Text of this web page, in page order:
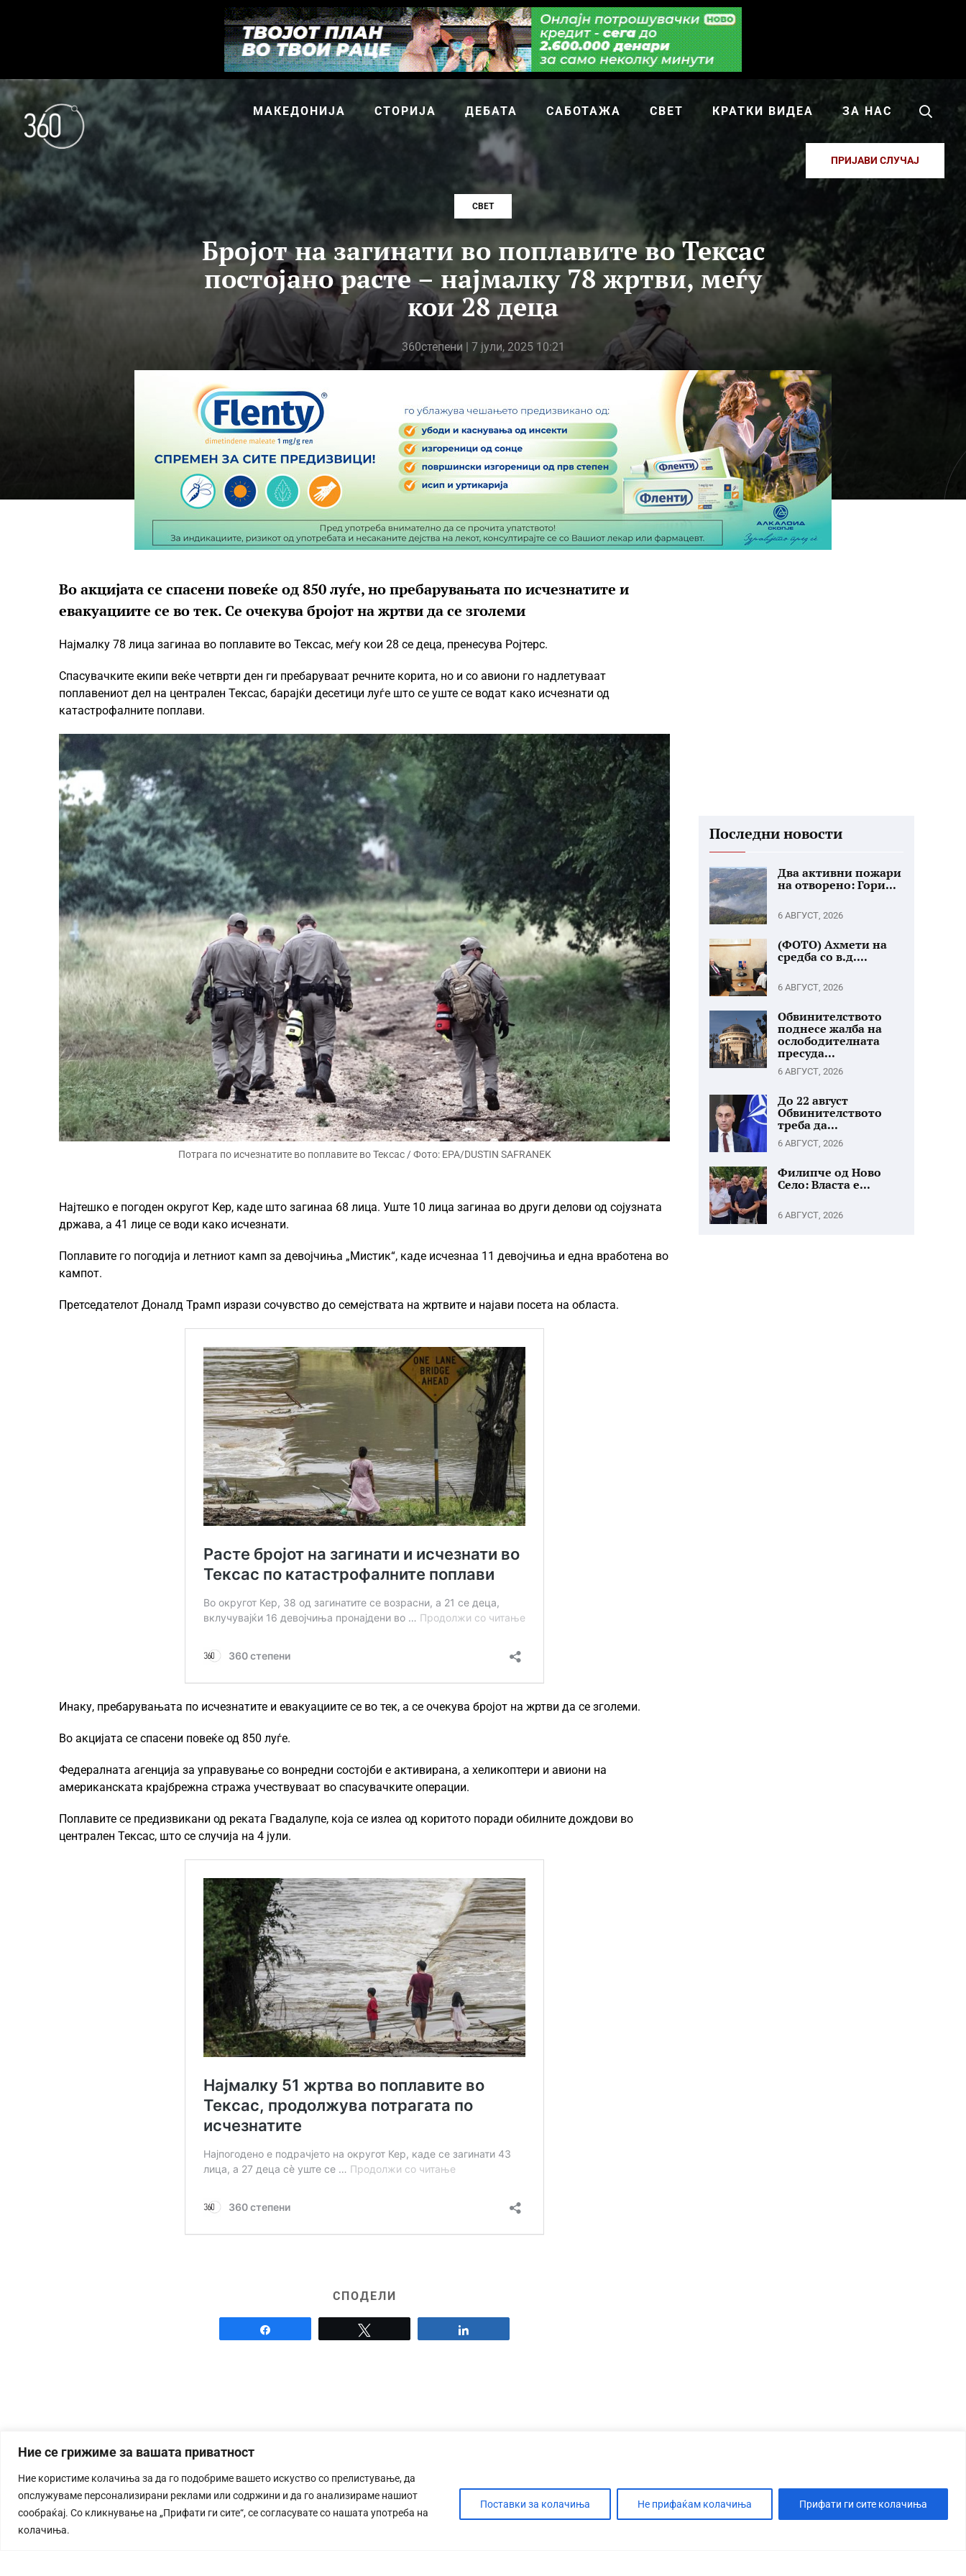
Ние се грижиме за вашата приватност
Ние користиме колачиња за да го подобриме вашето искуство со прелистување, да
опслужуваме персонализирани реклами или содржини и да го анализираме нашиот
сообраќај. Со кликнување на „Прифати ги сите“, се согласувате со нашата употреба на
колачиња.
Поставки за колачиња Не прифаќам колачиња Прифати ги сите колачиња
МАКЕДОНИЈА СТОРИЈА ДЕБАТА САБОТАЖА СВЕТ КРАТКИ ВИДЕА ЗА НАС
ПРИЈАВИ СЛУЧАЈ
СВЕТ
Бројот на загинати во поплавите во Тексас
постојано расте – најмалку 78 жртви, меѓу
кои 28 деца
360степени | 7 јули, 2025 10:21
Во акцијата се спасени повеќе од 850 луѓе, но пребарувањата по исчезнатите и
евакуациите се во тек. Се очекува бројот на жртви да се зголеми
Најмалку 78 лица загинаа во поплавите во Тексас, меѓу кои 28 се деца, пренесува Ројтерс.
Спасувачките екипи веќе четврти ден ги пребаруваат речните корита, но и со авиони го надлетуваат
поплавениот дел на централен Тексас, барајќи десетици луѓе што се уште се водат како исчезнати од
катастрофалните поплави.
Потрага по исчезнатите во поплавите во Тексас / Фото: EPA/DUSTIN SAFRANEK
Најтешко е погоден округот Кер, каде што загинаа 68 лица. Уште 10 лица загинаа во други делови од сојузната
држава, а 41 лице се води како исчезнати.
Поплавите го погодија и летниот камп за девојчиња „Мистик“, каде исчезнаа 11 девојчиња и една вработена во
кампот.
Претседателот Доналд Трамп изрази сочувство до семејствата на жртвите и најави посета на областа.
Инаку, пребарувањата по исчезнатите и евакуациите се во тек, а се очекува бројот на жртви да се зголеми.
Во акцијата се спасени повеќе од 850 луѓе.
Федералната агенција за управување со вонредни состојби е активирана, а хеликоптери и авиони на
американската крајбрежна стража учествуваат во спасувачките операции.
Поплавите се предизвикани од реката Гвадалупе, која се излеа од коритото поради обилните дождови во
централен Тексас, што се случија на 4 јули.
СПОДЕЛИ
Последни новости
Два активни пожари
на отворено: Гори...
6 АВГУСТ, 2026
(ФОТО) Ахмети на
средба со в.д....
6 АВГУСТ, 2026
Обвинителството
поднесе жалба на
ослободителната
пресуда...
6 АВГУСТ, 2026
До 22 август
Обвинителството
треба да...
6 АВГУСТ, 2026
Филипче од Ново
Село: Власта е...
6 АВГУСТ, 2026